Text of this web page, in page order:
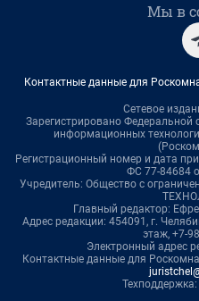
Мы в
Контактные данные для
Сетевое
Зарегистрировано Федеральной
информационных
Регистрационный номер и дата
ФС 77-84684
Учредитель: Общество с
Главный редактор:
Адрес редакции: 454091, г.
этаж, +7-
Электронный адрес
Контактные данные для
Техподдержка: